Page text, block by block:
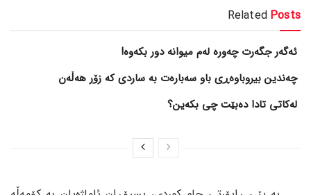
Related Posts
ئەگەر جگەرت چەورە لەم میوانە دور بکەوە!
چەندین بیروباوەڕی باو سەبارەت بە ساردی کە زۆر هەڵەن
لەکاتی تادا دەبێت چی بکەین؟